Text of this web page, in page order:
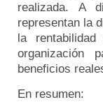
realizada. A
representan la
la
organización
beneficios
En resumen: